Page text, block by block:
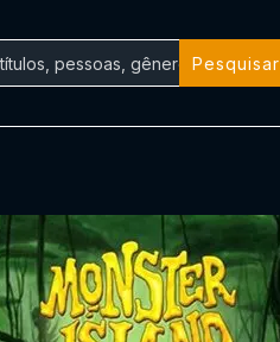
Pesquisar